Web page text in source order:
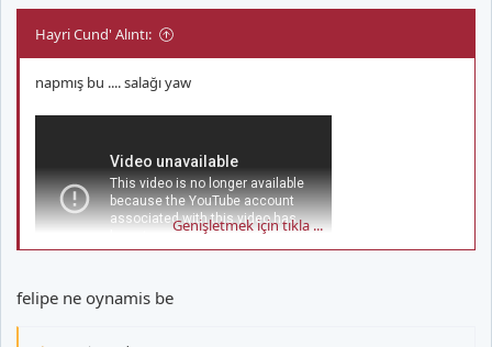
Hayri Cund' Alıntı:
napmış bu .... salağı yaw
Genişletmek için tıkla ...
felipe ne oynamis be